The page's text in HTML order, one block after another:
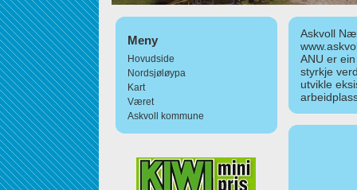
Meny
Hovudside
Nordsjøløypa
Kart
Været
Askvoll kommune
Askvoll
ANU er
styrkje
utvikle